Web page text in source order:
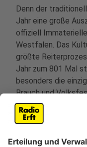
Denn der
Jahr eine große
offiziell
Westfalen. Das
größte
Jahr zum 801 Mal
besonders die
Brauch und
der Prozession
kommen dazu
Anzeige